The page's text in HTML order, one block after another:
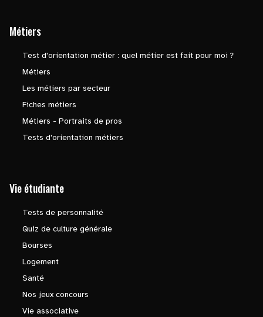
Métiers
Test d'orientation métier : quel métier est fait pour moi ?
Métiers
Les métiers par secteur
Fiches métiers
Métiers - Portraits de pros
Tests d'orientation métiers
Vie étudiante
Tests de personnalité
Quiz de culture générale
Bourses
Logement
Santé
Nos jeux concours
Vie associative